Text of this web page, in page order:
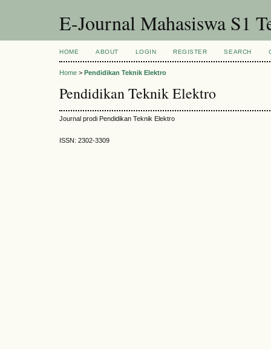
E-Journal Mahasiswa S1
HOME ABOUT LOGIN REGISTER SEARCH
Home > Pendidikan Teknik Elektro
Pendidikan Teknik Elektro
Journal prodi Pendidikan Teknik Elektro
ISSN: 2302-3309